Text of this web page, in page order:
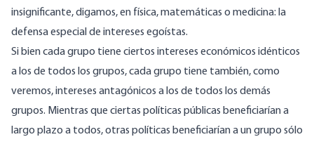
insignificante, digamos, en física, matemáticas o medicina: la
defensa especial de intereses egoístas.
Si bien cada grupo tiene ciertos intereses económicos idénticos
a los de todos los grupos, cada grupo tiene también, como
veremos, intereses antagónicos a los de todos los demás
grupos. Mientras que ciertas políticas públicas beneficiarían a
largo plazo a todos, otras políticas beneficiarían a un grupo sólo